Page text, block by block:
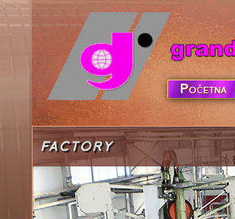
Početna
FACTORY